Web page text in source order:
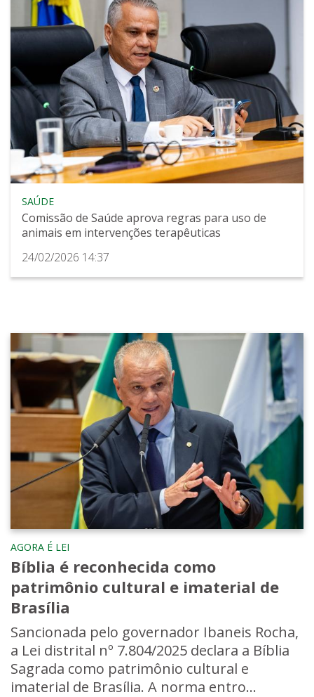
SAÚDE
Comissão de Saúde aprova regras para uso de
animais em intervenções terapêuticas
24/02/2026 14:37
AGORA É LEI
Bíblia é reconhecida como
patrimônio cultural e imaterial de
Brasília
Sancionada pelo governador Ibaneis Rocha,
a Lei distrital nº 7.804/2025 declara a Bíblia
Sagrada como patrimônio cultural e
imaterial de Brasília. A norma entro...